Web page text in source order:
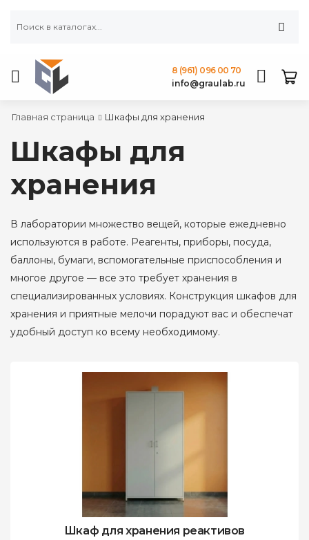
8 (961) 096 00 70
info@graulab.ru
Главная страница Шкафы для хранения
Шкафы для
хранения
В лаборатории множество вещей, которые ежедневно
используются в работе. Реагенты, приборы, посуда,
баллоны, бумаги, вспомогательные приспособления и
многое другое — все это требует хранения в
специализированных условиях. Конструкция шкафов для
хранения и приятные мелочи порадуют вас и обеспечат
удобный доступ ко всему необходимому.
Шкаф для хранения реактивов